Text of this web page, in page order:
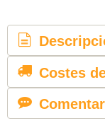
Costes